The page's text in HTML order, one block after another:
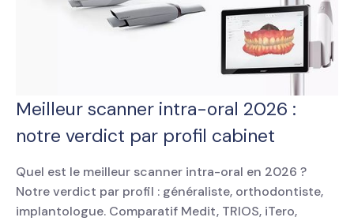
Meilleur scanner intra-oral 2026 :
notre verdict par profil cabinet
Quel est le meilleur scanner intra-oral en 2026 ?
Notre verdict par profil : généraliste, orthodontiste,
implantologue. Comparatif Medit, TRIOS, iTero,